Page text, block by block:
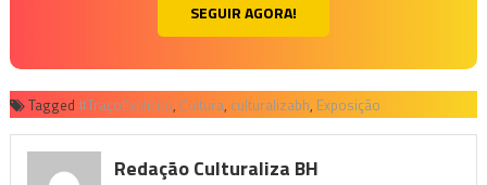
SEGUIR AGORA!
Tagged #TraçoExplícito, Cultura, culturalizabh, Exposição
Redação Culturaliza BH